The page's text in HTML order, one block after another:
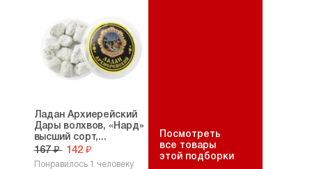
Ладан Архиерейский
Дары волхвов, «Нард»
высший сорт,...
167 ₽ 142 ₽
Понравилось 1 человеку
Посмотреть
все товары
этой подборки